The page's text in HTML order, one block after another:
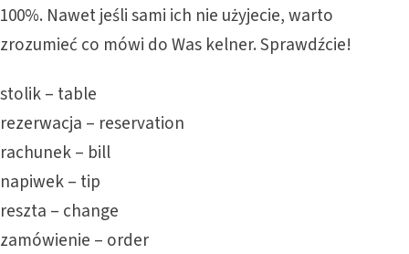
100%. Nawet jeśli sami ich nie użyjecie, warto
zrozumieć co mówi do Was kelner. Sprawdźcie!
stolik – table
rezerwacja – reservation
rachunek – bill
napiwek – tip
reszta – change
zamówienie – order